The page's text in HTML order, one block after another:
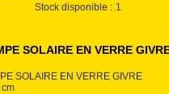
Stock disponible : 1
SOLAIRE EN VERRE
SOLAIRE EN VERRE GIVRE